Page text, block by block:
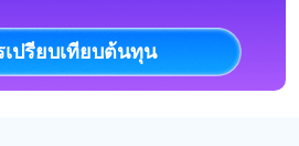
เปรียบเทียบต้นทุน